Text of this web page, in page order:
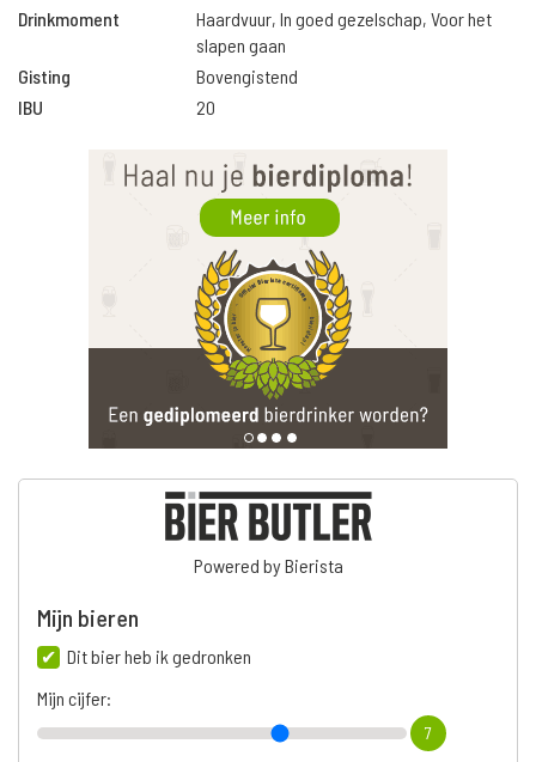
Drinkmoment
Haardvuur, In goed gezelschap, Voor het
slapen gaan
Gisting
Bovengistend
IBU
20
Powered by Bierista
Mijn bieren
Dit bier heb ik gedronken
Mijn cijfer:
7